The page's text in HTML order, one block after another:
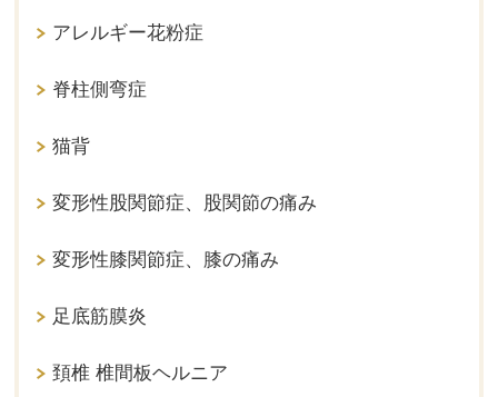
アレルギー花粉症
脊柱側弯症
猫背
変形性股関節症、股関節の痛み
変形性膝関節症、膝の痛み
足底筋膜炎
頚椎 椎間板ヘルニア